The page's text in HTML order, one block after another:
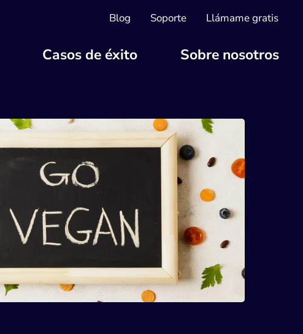
Blog Soporte Llámame gratis
Casos de éxito Sobre nosotros